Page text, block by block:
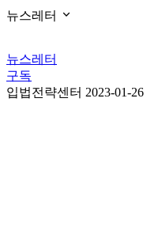
뉴스레터
뉴스레터
구독
입법전략센터 2023-01-26